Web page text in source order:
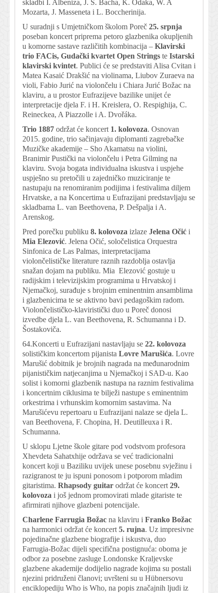
skladbi I. Albeniza, J. S. Bacha, K. Odaka, W. A
Mozarta, J. Masseneta i L. Boccherinija.
U suradnji s Umjetničkom školom Poreč 25. srpnja
poseban koncert priprema petoro glazbenika okupljenih
u komorne sastave različitih kombinacija – Klavirski
trio FACis, Gudački kvartet Open Strings te Istarski
klavirski kvintet. Publici će se predstaviti Alisa Cvitan i
Matea Kasaić Drakšić na violinama, Liubov Zuraeva na
violi, Fabio Jurić na violončelu i Chiara Jurić Božac na
klaviru, a u prostor Eufrazijeve bazilike unijet će
interpretacije djela F. i H. Kreislera, O. Respighija, C.
Reineckea, A Piazzolle i A. Dvořáka.
Trio 1887 održat će koncert 1. kolovoza. Osnovan
2015. godine, trio sačinjavaju diplomanti zagrebačke
Muzičke akademije – Sho Akamatsu na violini,
Branimir Pustički na violončelu i Petra Gilming na
klaviru. Svoja bogata individualna iskustva i uspjehe
uspješno su pretočili u zajedničko muziciranje te
nastupaju na renomiranim podijima i festivalima diljem
Hrvatske, a na Koncertima u Eufrazijani predstavljaju se
skladbama L. van Beethovena, P. Dešpalja i A.
Arenskog.
Pred porečku publiku 8. kolovoza izlaze Jelena Očić i
Mia Elezović. Jelena Očić, soločelistica Orquestra
Sinfonica de Las Palmas, interpretacijama
violončelističke literature raznih razdoblja ostavlja
snažan dojam na publiku. Mia Elezović gostuje u
radijskim i televizijskim programima u Hrvatskoj i
Njemačkoj, surađuje s brojnim eminentnim ansamblima
i glazbenicima te se aktivno bavi pedagoškim radom.
Violončelističko-klaviristički duo u Poreč donosi
izvedbe djela L. van Beethovena, R. Schumanna i D.
Šostakoviča.
64.Koncerti u Eufrazijani nastavljaju se 22. kolovoza
solističkim koncertom pijanista Lovre Marušića. Lovre
Marušić dobitnik je brojnih nagrada na međunarodnim
pijanističkim natjecanjima u Njemačkoj i SAD-u. Kao
solist i komorni glazbenik nastupa na raznim festivalima
i koncertnim ciklusima te bilježi nastupe s eminentnim
orkestrima i vrhunskim komornim sastavima. Na
Marušićevu repertoaru u Eufrazijani nalaze se djela L.
van Beethovena, F. Chopina, H. Deutilleuxa i R.
Schumanna.
U sklopu Ljetne škole gitare pod vodstvom profesora
Xhevdeta Sahatxhije održava se već tradicionalni
koncert koji u Baziliku uvijek unese posebnu svježinu i
razigranost te ju ispuni ponosom i potporom mladim
gitaristima. Rhapsody guitar održat će koncert 29.
kolovoza i još jednom promovirati mlade gitariste te
afirmirati njihove glazbeni potencijale.
Charlene Farrugia Božac na klaviru i Franko Božac
na harmonici održat će koncert 5. rujna. Uz impresivne
pojedinačne glazbene biografije i iskustva, duo
Farrugia-Božac dijeli specifična postignuća: oboma je
odbor za posebne zasluge Londonske Kraljevske
glazbene akademije dodijelio nagrade kojima su postali
njezini pridruženi članovi; uvršteni su u Hübnersovu
enciklopediju Who is Who, na popis značajnih ljudi iz